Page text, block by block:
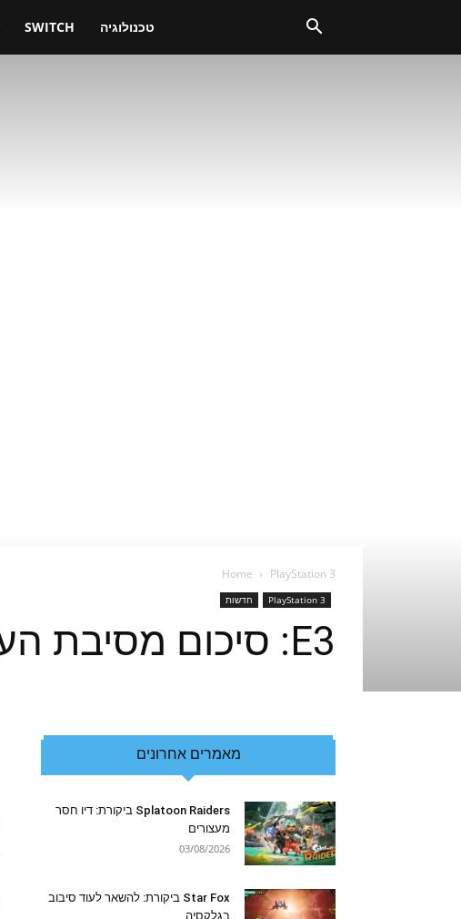
SWITCH טכנולוגיה
Home PlayStation 3
PlayStation 3 חדשות
E3: סיכום מסיבת העיתונאים של Ubisoft
מאמרים אחרונים
Splatoon Raiders ביקורת: דיו חסר
מעצורים
03/08/2026
Star Fox ביקורת: להשאר לעוד סיבוב
בגלקסיה